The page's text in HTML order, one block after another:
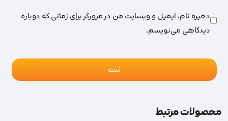
ذخیره نام، ایمیل و وبسایت من در مرورگر برای زمانی که دوباره
دیدگاهی می‌نویسم.
محصولات مرتبط